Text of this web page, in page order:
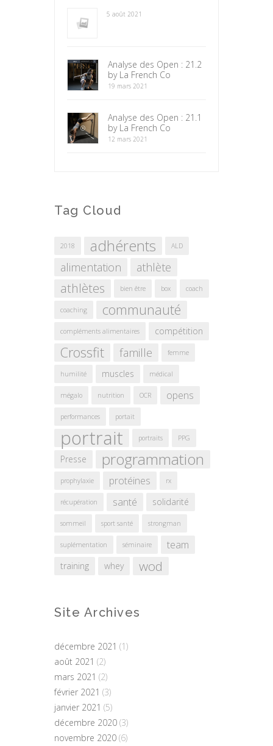
5 août 2021
Analyse des Open : 21.2
by La French Co
19 mars 2021
Analyse des Open : 21.1
by La French Co
12 mars 2021
Tag Cloud
2018 adhérents ALD
alimentation athlète
athlètes bien être box coach
coaching communauté
compléments alimentaires compétition
Crossfit famille femme
humilité muscles médical
mégalo nutrition OCR opens
performances portait
portrait portraits PPG
Presse programmation
prophylaxie protéines rx
récupération santé solidarité
sommeil sport santé strongman
suplémentation séminaire team
training whey wod
Site Archives
décembre 2021 (1)
août 2021 (2)
mars 2021 (2)
février 2021 (3)
janvier 2021 (5)
décembre 2020 (3)
novembre 2020 (6)